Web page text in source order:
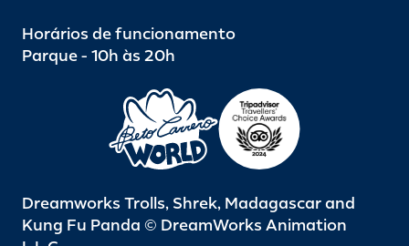
Horários de funcionamento
Parque - 10h às 20h
Dreamworks Trolls, Shrek, Madagascar and
Kung Fu Panda © DreamWorks Animation